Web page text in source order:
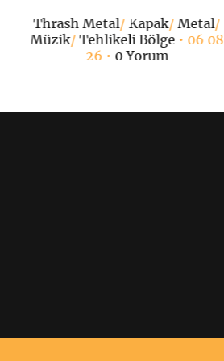
Thrash Metal/ Kapak/Metal/
Müzik/Tehlikeli Bölge • 06 08
26 • 0 Yorum